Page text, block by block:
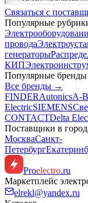
Связаться с
Популярные
провода
генераторы
КИП
Популярные бренды
Все бренды →
FINDERAutonicsA-
ElectricSIEMENS
CONTACTDelta
Поставщики в
МоскваСанкт-
Петербург
Proelectro.ru
Маркетплейс
elrekl@yandex.ru